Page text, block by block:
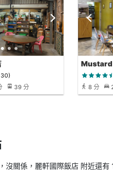
39 分
Mustard
披薩
8 分
沒關係，麗軒國際飯店 附近還